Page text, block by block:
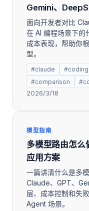
Gemini、
面向开发者对比
在 AI 编程场景下的
成本表现，帮助你
型。
#claude #coding
#comparison
2026/3/18
模型指南
多模型路由怎么
应用方案
一篇讲清什么是多
Claude、GPT、
层、成本控制和失
Agent 场景。